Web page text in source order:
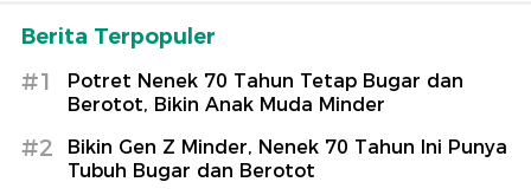
Berita Terpopuler
#1
Potret Nenek 70 Tahun Tetap Bugar dan
Berotot, Bikin Anak Muda Minder
#2
Bikin Gen Z Minder, Nenek 70 Tahun Ini Punya
Tubuh Bugar dan Berotot